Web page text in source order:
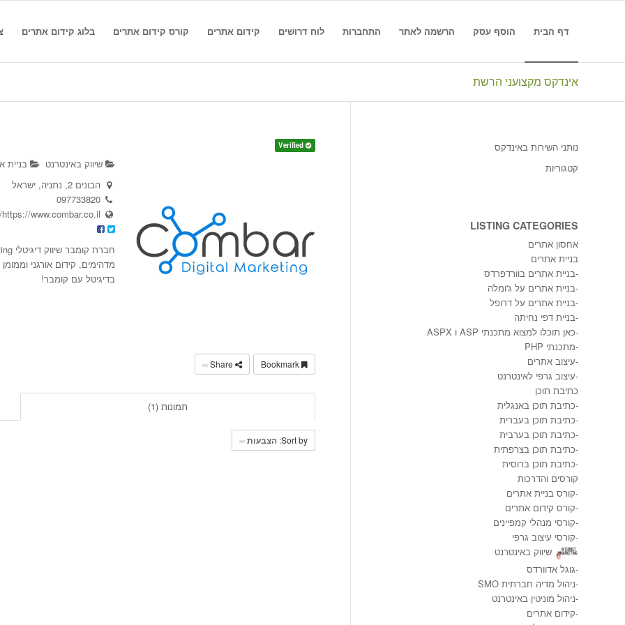
דף הבית הוסף עסק הרשמה לאתר התחברות לוח דרושים קידום אתרים קורס קידום אתרים בלוג קידום אתרים
אינדקס מקצועני הרשת
Verified
שיווק באינטרנט
בניית
הבונים 2, נתניה, ישראל
097733820
https://www.combar.co.il/
מדהימים, קידום אורגני
בדיגיטל עם קומבר!
Bookmark
Share
תמונות (1)
Sort by: הצבעות
נותני השירות באינדקס
קטגוריות
LISTING CATEGORIES
אחסון אתרים
בניית אתרים
-בניית אתרים בוורדפרדס
-בניית אתרים על ג'ומלה
-בניית אתרים על דרופל
-בניית דפי נחיתה
-כאן תוכלו למצוא מתכנתי ASP ו ASPX
-מתכנתי PHP
-עיצוב אתרים
-עיצוב גרפי לאינטרנט
כתיבת תוכן
-כתיבת תוכן באנגלית
-כתיבת תוכן בעברית
-כתיבת תוכן בערבית
-כתיבת תוכן בצרפתית
-כתיבת תוכן ברוסית
קורסים והדרכות
-קורס בניית אתרים
-קורס קידום אתרים
-קורסי מנהלי קמפיינים
-קורסי עיצוב גרפי
שיווק באינטרנט
-גוגל אדוורדס
-ניהול מדיה חברתית SMO
-ניהול מוניטין באינטרנט
-קידום אתרים